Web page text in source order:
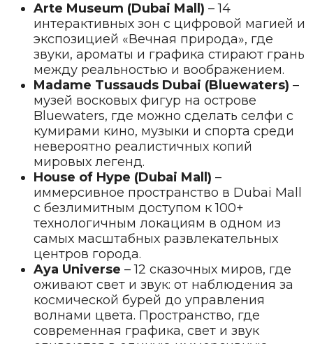
Arte Museum (Dubai Mall) – 14
интерактивных зон с цифровой магией и
экспозицией «Вечная природа», где
звуки, ароматы и графика стирают грань
между реальностью и воображением.
Madame Tussauds Dubai (Bluewaters) –
музей восковых фигур на острове
Bluewaters, где можно сделать селфи с
кумирами кино, музыки и спорта среди
невероятно реалистичных копий
мировых легенд.
House of Hype (Dubai Mall) –
иммерсивное пространство в Dubai Mall
с безлимитным доступом к 100+
технологичным локациям в одном из
самых масштабных развлекательных
центров города.
Aya Universe – 12 сказочных миров, где
оживают свет и звук: от наблюдения за
космической бурей до управления
волнами цвета. Пространство, где
современная графика, свет и звук